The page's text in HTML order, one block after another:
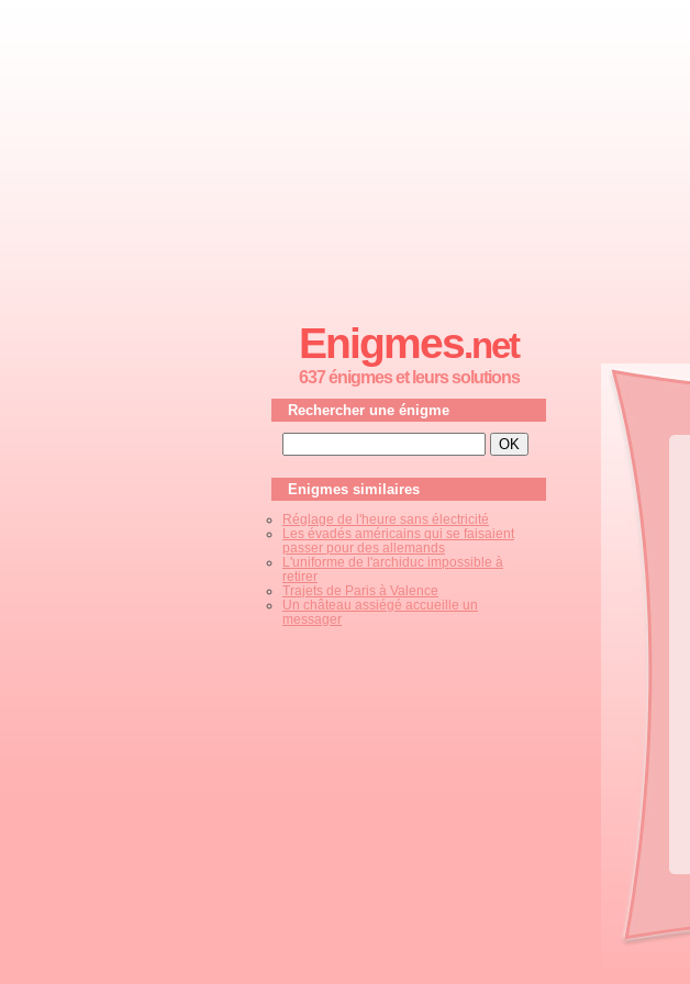
Enigmes.net
637 énigmes et leurs solutions
Rechercher une énigme
Enigmes similaires
Réglage de l'heure sans électricité
Les évadés américains qui se faisaient
passer pour des allemands
L'uniforme de l'archiduc impossible à
retirer
Trajets de Paris à Valence
Un château assiégé accueille un
messager